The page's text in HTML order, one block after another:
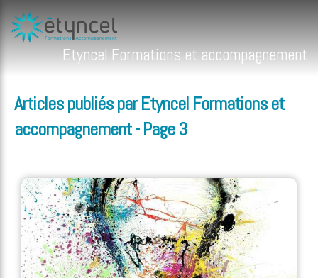
Etyncel Formations et accompagnement
Articles publiés par Etyncel Formations et
accompagnement - Page 3